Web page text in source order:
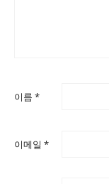
이름 *
이메일 *